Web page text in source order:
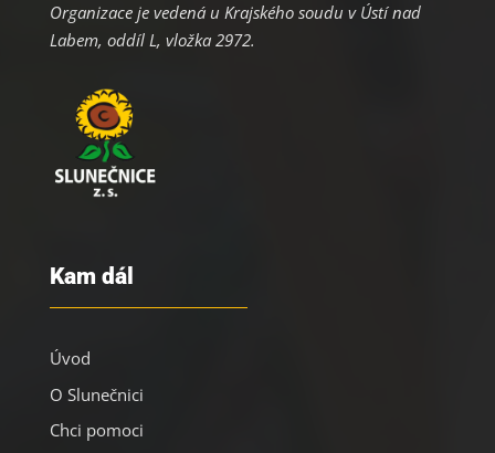
Organizace je vedená u Krajského soudu v Ústí nad
Labem, oddíl L, vložka 2972.
Kam dál
Úvod
O Slunečnici
Chci pomoci